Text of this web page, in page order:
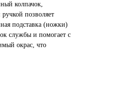
колпачок,
позволяет
подставка (ножки)
службы и помогает с
окрас, что